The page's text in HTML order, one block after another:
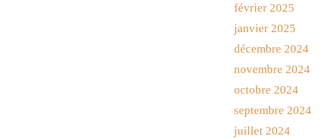
février 2025
janvier 2025
décembre 2024
novembre 2024
octobre 2024
septembre 2024
juillet 2024